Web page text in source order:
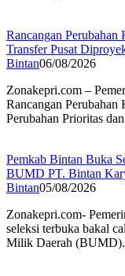
Rancangan
Transfer Pusat
Bintan06/08/2026
Zonakepri.com –
Rancangan
Perubahan Prioritas
Pemkab Bintan Buka
BUMD PT. Bintan
Bintan05/08/2026
Zonakepri.com-
seleksi terbuka bakal
Milik Daerah